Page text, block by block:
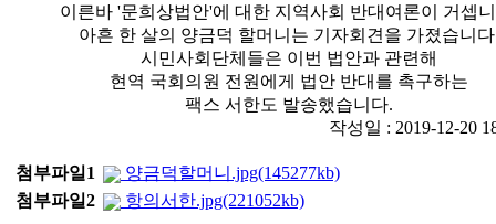
이른바 '문희상법안'에 대한 지역사회 반대여론이 거셉
아흔 한 살의 양금덕 할머니는 기자회견을 가졌습니
시민사회단체들은 이번 법안과 관련해
현역 국회의원 전원에게 법안 반대를 촉구하는
팩스 서한도 발송했습니다.
작성일 : 2019-12-20
첨부파일1
양금덕할머니.jpg(145277kb)
첨부파일2
항의서한.jpg(221052kb)